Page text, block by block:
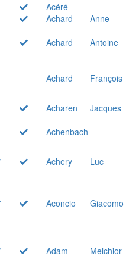
Acéré
Achard
Anne
Achard
Antoine
Achard
François
Acharen
Jacques
Achenbach
Achery
Luc
Aconcio Giacomo
Adam Melchior